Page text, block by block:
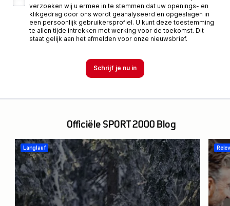
verzoeken wij u ermee in te stemmen dat uw openings- en
klikgedrag door ons wordt geanalyseerd en opgeslagen in
een persoonlijk gebruikersprofiel. U kunt deze toestemming
te allen tijde intrekken met werking voor de toekomst. Dit
staat gelijk aan het afmelden voor onze nieuwsbrief.
Officiële SPORT 2000 Blog
Langlauf